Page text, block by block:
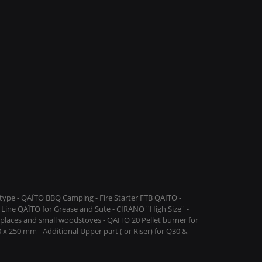
de résineux et 20% de feuillus
solution optimale pour votre installation.
certains cas vous surprendre par son efficacité.
de livraison indiqué dans le bon de commande.
- QAÏTO BBQ Camping - Fire Starter FTB QAITO -
QAÏTO for Grease and Sute - CIRANO ''High Size'' -
and small woodstoves - QAITO 20 Pellet burner for
250 mm - Additional Upper part ( or Riser) for Q30 &